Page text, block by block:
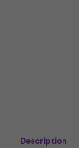
Description